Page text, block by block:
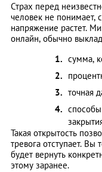
Страх перед
человек не понимает,
напряжение растет.
онлайн, обычно
сумма,
точная
Такая открытость
тревога отступает.
будет вернуть
этому заранее.